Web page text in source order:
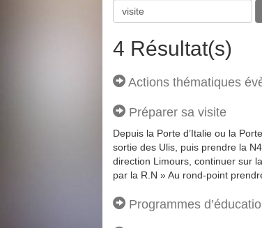
4 Résultat(s)
Actions thématiques
Préparer sa visite
Depuis la Porte d’Italie ou la
sortie des Ulis, puis prendre la
direction Limours, continuer sur
par la R.N » Au rond-point
Programmes